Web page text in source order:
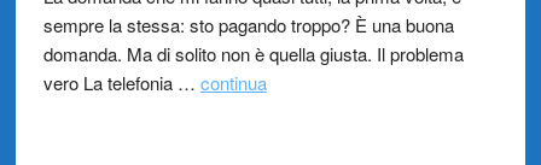
sempre la stessa: sto pagando troppo? È una buona
domanda. Ma di solito non è quella giusta. Il problema
vero La telefonia … continua